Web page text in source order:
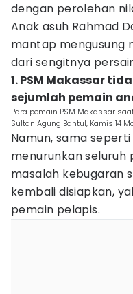
dengan perolehan
Anak asuh Rahmad
mantap mengusung
dari sengitnya
1. PSM Makassar
sejumlah pemain
Para pemain PSM Makassar
Sultan Agung Bantul, Kamis 14
Namun, sama
menurunkan
masalah kebugaran
kembali disiapkan,
pemain pelapis.